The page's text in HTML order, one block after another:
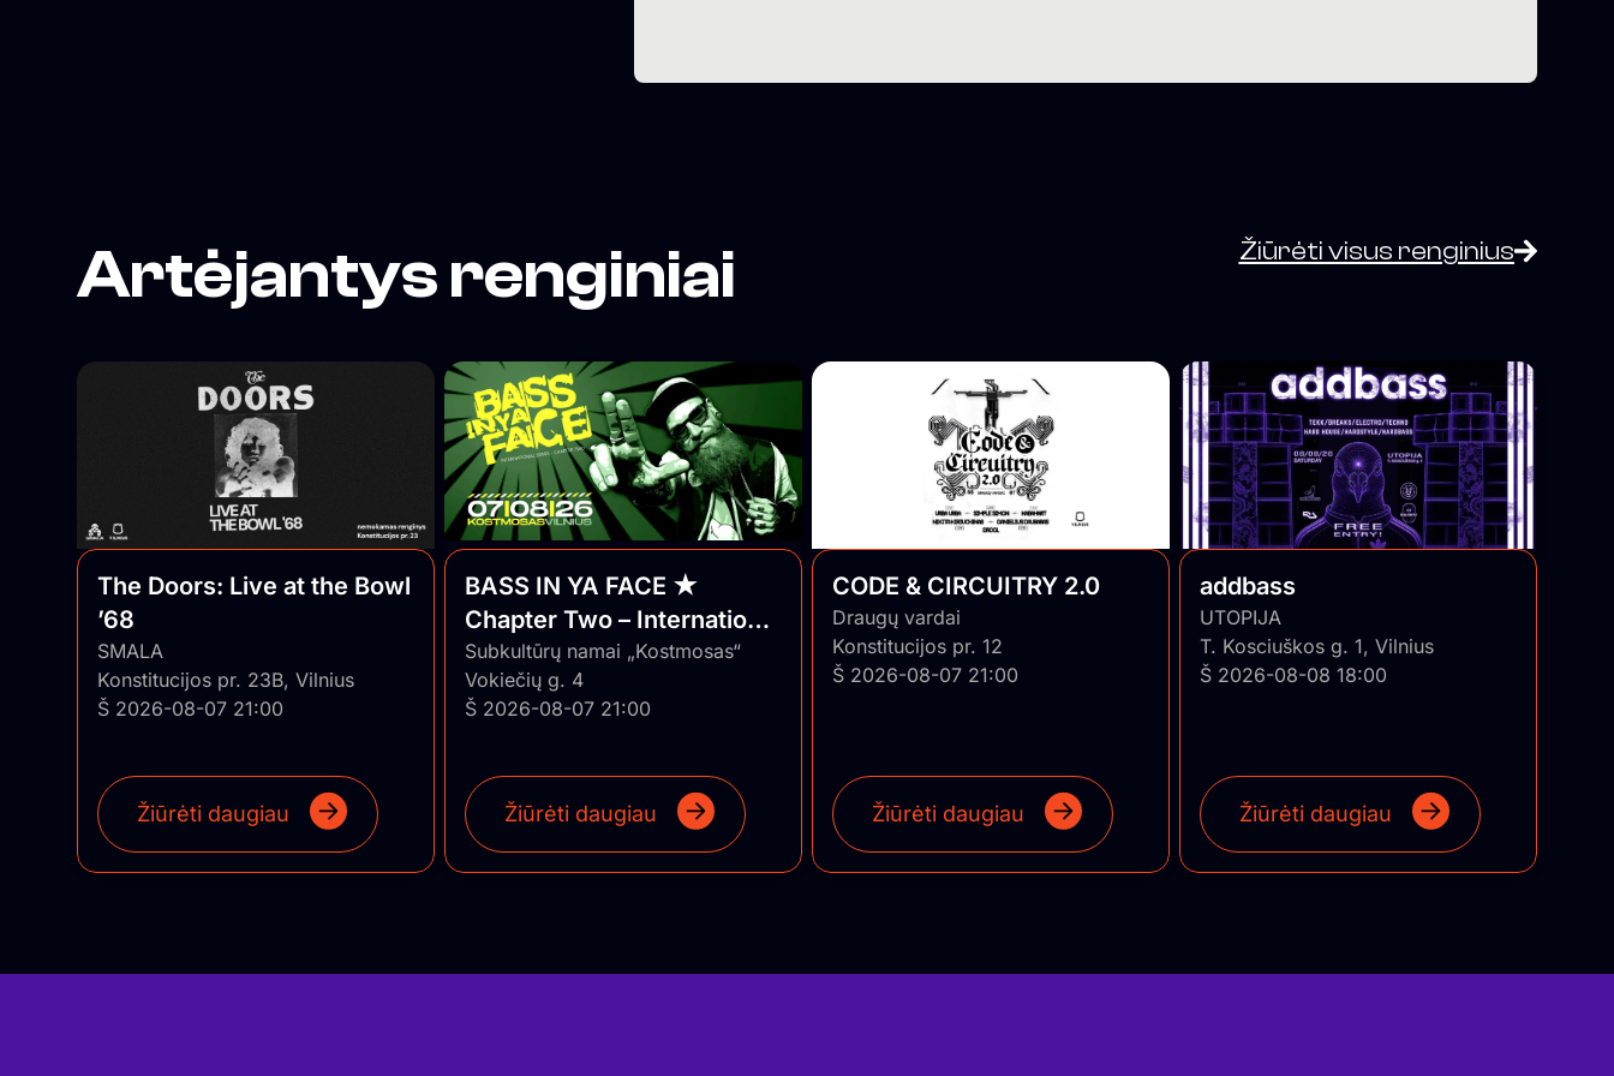
Artėjantys renginiai Žiūrėti visus renginius
The Doors: Live at the Bowl
’68
SMALA
Konstitucijos pr. 23B, Vilnius
Š 2026-08-07 21:00
Žiūrėti daugiau
BASS IN YA FACE ★
Chapter Two – International
Series ★ Vilnius/Lithuania
Subkultūrų namai „Kostmosas“
Vokiečių g. 4
Š 2026-08-07 21:00
Žiūrėti daugiau
CODE & CIRCUITRY 2.0
Draugų vardai
Konstitucijos pr. 12
Š 2026-08-07 21:00
Žiūrėti daugiau
addbass
UTOPIJA
T. Kosciuškos g. 1, Vilnius
Š 2026-08-08 18:00
Žiūrėti daugiau